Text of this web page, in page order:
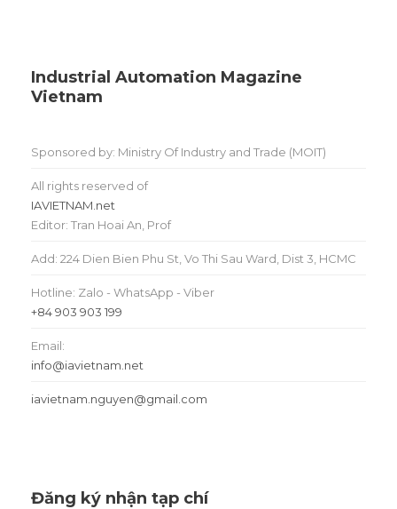
Industrial Automation Magazine
Vietnam
Sponsored by: Ministry Of Industry and Trade (MOIT)
All rights reserved of
IAVIETNAM.net
Editor: Tran Hoai An, Prof
Add: 224 Dien Bien Phu St, Vo Thi Sau Ward, Dist 3, HCMC
Hotline: Zalo - WhatsApp - Viber
+84 903 903 199
Email:
info@iavietnam.net
iavietnam.nguyen@gmail.com
Đăng ký nhận tạp chí